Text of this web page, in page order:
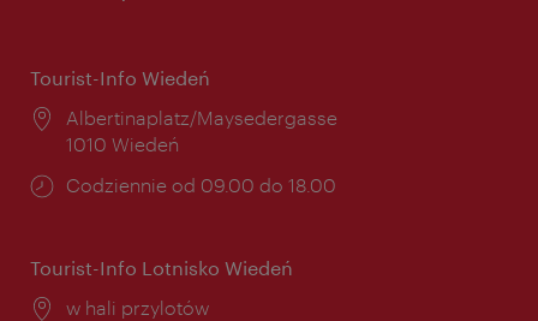
Tourist-Info Wiedeń
Miejsce:
Albertinaplatz/Maysedergasse
1010 Wiedeń
Godziny
Codziennie od 09.00 do 18.00
Tourist-Info Lotnisko Wiedeń
Miejsce:
w hali przylotów